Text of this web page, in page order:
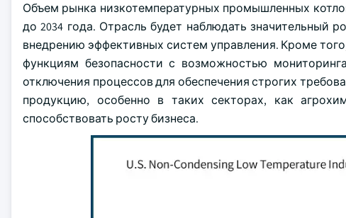
Объем рынка низкотемпературных промышленных
до 2034 года. Отрасль будет наблюдать значительный
внедрению эффективных систем управления. Кроме
функциям безопасности с возможностью
отключения процессов для обеспечения строгих
продукцию, особенно в таких секторах, как
способствовать росту бизнеса.